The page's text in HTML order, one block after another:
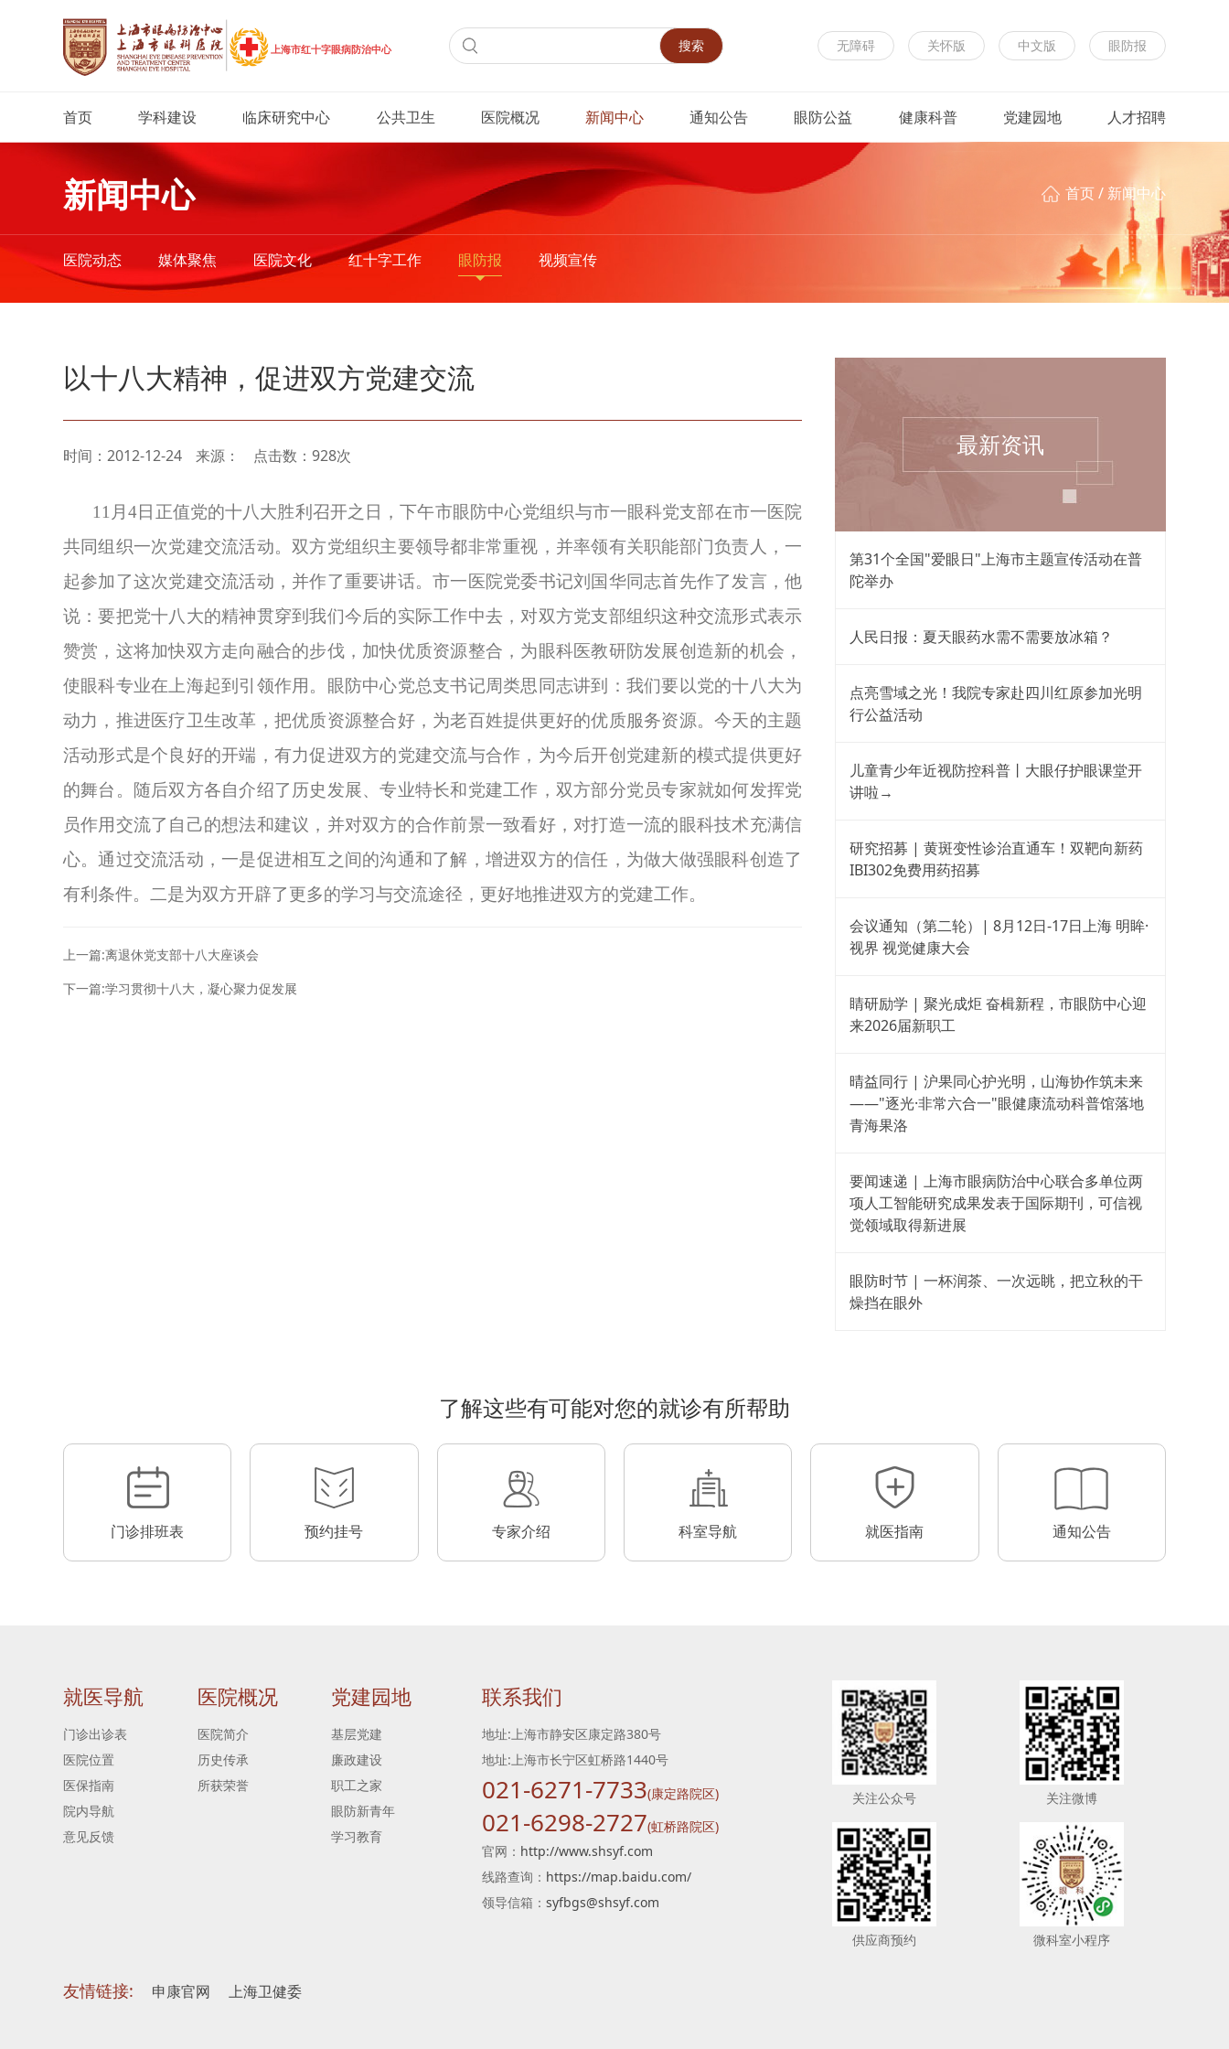
搜索 无障碍 关怀版 中文版 眼防报
首页 学科建设 临床研究中心 公共卫生 医院概况 新闻中心 通知公告 眼防公益 健康科普 党建园地 人才招聘
新闻中心 首页/ 新闻中心
医院动态 媒体聚焦 医院文化 红十字工作 眼防报 视频宣传
以十八大精神，促进双方党建交流
时间：2012-12-24 来源： 点击数：928次
11 月4日正值党的十八大胜利召开之日，下午市眼防中心党组织与市一眼科党支部在市一医院
共同组织一次党建交流活动。双方党组织主要领导都非常重视，并率领有关职能部门负责人，一
起参加了这次党建交流活动，并作了重要讲话。市一医院党委书记刘国华同志首先作了发言，他
说：要把党十八大的精神贯穿到我们今后的实际工作中去，对双方党支部组织这种交流形式表示
赞赏，这将加快双方走向融合的步伐，加快优质资源整合，为眼科医教研防发展创造新的机会，
使眼科专业在上海起到引领作用。眼防中心党总支书记周类思同志讲到：我们要以党的十八大为
动力，推进医疗卫生改革，把优质资源整合好，为老百姓提供更好的优质服务资源。今天的主题
活动形式是个良好的开端，有力促进双方的党建交流与合作，为今后开创党建新的模式提供更好
的舞台。随后双方各自介绍了历史发展、专业特长和党建工作，双方部分党员专家就如何发挥党
员作用交流了自己的想法和建议，并对双方的合作前景一致看好，对打造一流的眼科技术充满信
心。通过交流活动，一是促进相互之间的沟通和了解，增进双方的信任，为做大做强眼科创造了
有利条件。二是为双方开辟了更多的学习与交流途径，更好地推进双方的党建工作。
上一篇:离退休党支部十八大座谈会
下一篇:学习贯彻十八大，凝心聚力促发展
最新资讯
第31个全国"爱眼日"上海市主题宣传活动在普
陀举办
人民日报：夏天眼药水需不需要放冰箱？
点亮雪域之光！我院专家赴四川红原参加光明
行公益活动
儿童青少年近视防控科普丨大眼仔护眼课堂开
讲啦→
研究招募 | 黄斑变性诊治直通车！双靶向新药
IBI302免费用药招募
会议通知（第二轮）| 8月12日-17日上海 明眸·
视界 视觉健康大会
睛研励学 | 聚光成炬 奋楫新程，市眼防中心迎
来2026届新职工
晴益同行 | 沪果同心护光明，山海协作筑未来
——"逐光·非常六合一"眼健康流动科普馆落地
青海果洛
要闻速递 | 上海市眼病防治中心联合多单位两
项人工智能研究成果发表于国际期刊，可信视
觉领域取得新进展
眼防时节 | 一杯润茶、一次远眺，把立秋的干
燥挡在眼外
了解这些有可能对您的就诊有所帮助
门诊排班表 预约挂号 专家介绍 科室导航 就医指南 通知公告
就医导航
门诊出诊表
医院位置
医保指南
院内导航
意见反馈
医院概况
医院简介
历史传承
所获荣誉
党建园地
基层党建
廉政建设
职工之家
眼防新青年
学习教育
联系我们
地址:上海市静安区康定路380号
地址:上海市长宁区虹桥路1440号
021-6271-7733(康定路院区)
021-6298-2727(虹桥路院区)
官网： http://www.shsyf.com
线路查询： https://map.baidu.com/
领导信箱：syfbgs@shsyf.com
关注公众号 关注微博
供应商预约 微科室小程序
友情链接: 申康官网 上海卫健委